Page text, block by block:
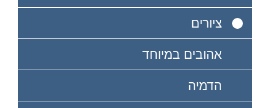
ציורים
אהובים במיוחד
הדמיה